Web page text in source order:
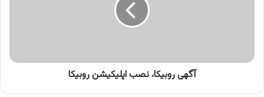
آگهی روبیکا، نصب اپلیکیشن روبیکا